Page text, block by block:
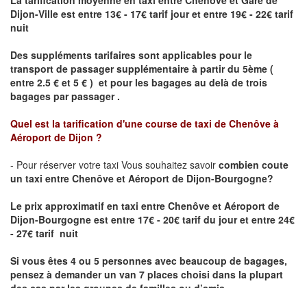
Dijon-Ville est entre 13€ - 17€ tarif jour et entre 19€ - 22€ tarif
nuit
Des suppléments tarifaires sont applicables pour le
transport de passager supplémentaire à partir du 5ème (
entre 2.5 € et 5 € ) et pour les bagages au delà de trois
bagages par passager .
Quel est la tarification d'une course de taxi de Chenôve à
Aéroport de Dijon ?
- Pour réserver votre taxi Vous souhaitez savoir combien coute
un taxi entre Chenôve et Aéroport de Dijon-Bourgogne?
Le prix approximatif en taxi entre Chenôve et Aéroport de
Dijon-Bourgogne est entre 17€ - 20€ tarif du jour et entre 24€
- 27€ tarif nuit
Si vous êtes 4 ou 5 personnes avec beaucoup de bagages,
pensez à demander un van 7 places choisi dans la plupart